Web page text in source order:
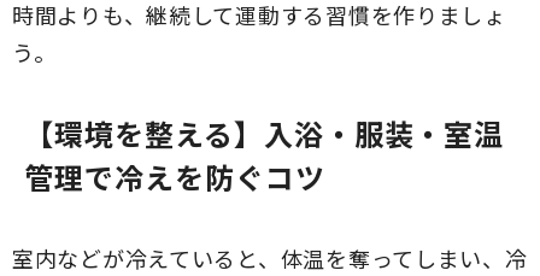
時間よりも、継続して運動する習慣を作りましょ
う。
【環境を整える】入浴・服装・室温
管理で冷えを防ぐコツ
室内などが冷えていると、体温を奪ってしまい、冷